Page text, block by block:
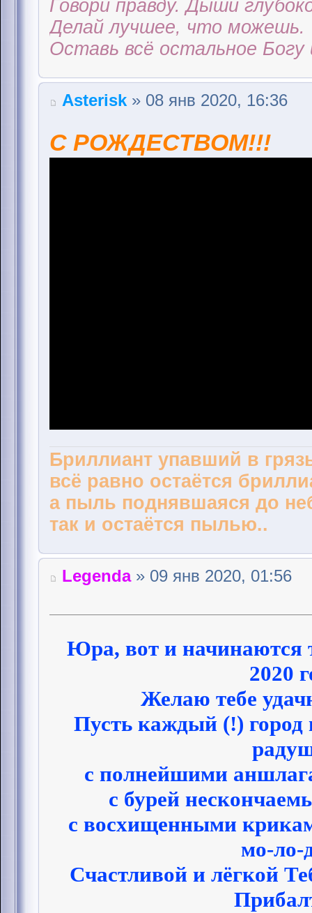
Говори правду. Дыши
Делай лучшее, что можешь.
Оставь всё остальное Богу
Аsterisk » 08 янв 2020, 16:36
С РОЖДЕСТВОМ!!!
Бриллиант упавший в
всё равно остаётся
а пыль поднявшаяся до
так и остаётся пылью..
Legenda» 09 янв 2020, 01:56
Юра, вот и начинаются
2020
Желаю тебе
Пусть каждый (!) город
с полнейшими
с бурей
с восхищенными
мо-ло-
Счастливой и лёгкой